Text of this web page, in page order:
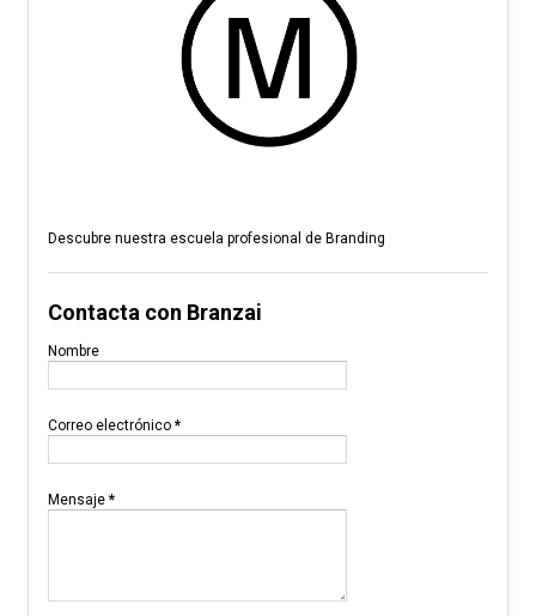
Descubre nuestra escuela profesional de Branding
Contacta con Branzai
Nombre
Correo electrónico *
Mensaje *